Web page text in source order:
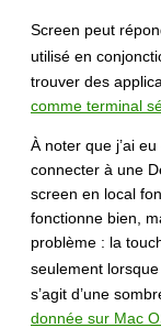
Screen peut
utilisé en
trouver des
comme terminal
À noter que j’ai
connecter à une
screen en local
fonctionne bien,
problème : la
seulement lorsque
s’agit d’une
donnée sur Mac